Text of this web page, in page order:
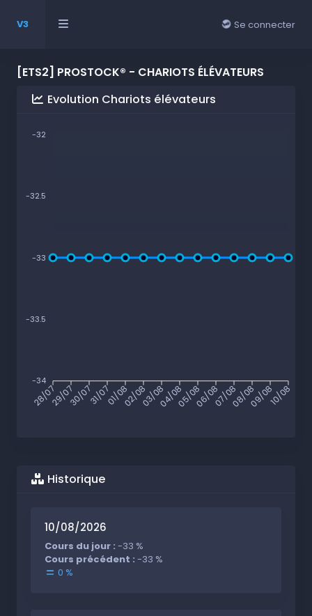
V3 Se connecter
[ETS2] PROSTOCK® - CHARIOTS ÉLÉVATEURS
Evolution Chariots élévateurs
-32
-32.5
-33
-33.5
-34
28/0729/0730/0731/0701/0802/0803/0804/0805/0806/0807/0808/0809/0810/08
Historique
10/08/2026
Cours du jour : -33 %
Cours précédent : -33 %
0 %